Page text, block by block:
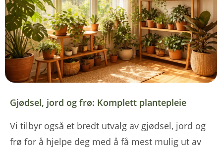
Gjødsel, jord og frø: Komplett plantepleie
Vi tilbyr også et bredt utvalg av gjødsel, jord og
frø for å hjelpe deg med å få mest mulig ut av